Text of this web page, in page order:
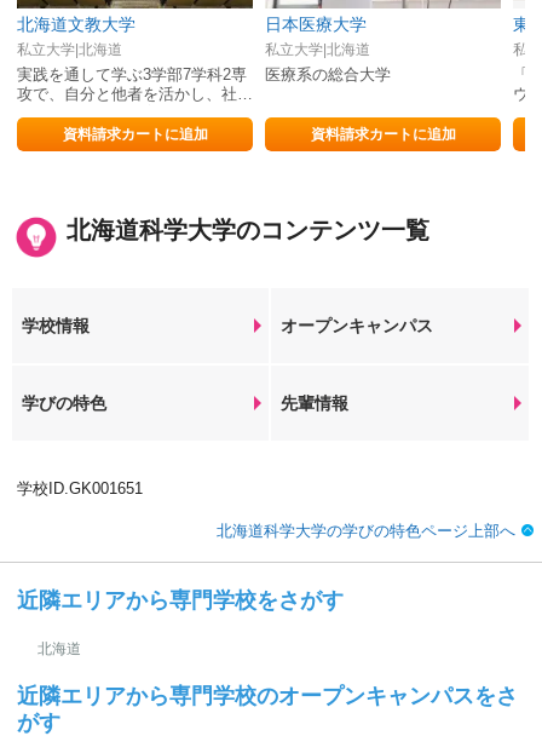
北海道文教大学
私立大学|北海道
実践を通して学ぶ3学部7学科2専
攻で、自分と他者を活かし、社会
で協働する人材を育成！
資料請求カートに追加
日本医療大学
私立大学|北海道
医療系の総合大学
資料請求カートに追加
東
私
「
ウ
北海道科学大学のコンテンツ一覧
学校情報 オープンキャンパス
学びの特色 先輩情報
学校ID.GK001651
北海道科学大学の学びの特色ページ上部へ
近隣エリアから専門学校をさがす
北海道
近隣エリアから専門学校のオープンキャンパスをさ
がす